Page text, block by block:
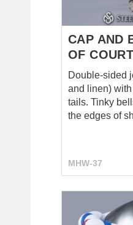
des 15.
CAP AND
OF
Double-sided
and linen)
tails. Tinky
the edges of
You can also
MHW-37